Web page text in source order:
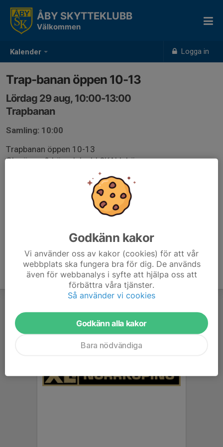
Kalender Logga in
ÅBY SKYTTEKLUBB
Välkommen
Trap-banan öppen 10-13
Lördag 29 aug, 10:00-13:00
Trapbanan
Samling: 10:00
Trapbanan öppen 10-13
Glasögon & hörselskydd SKALL bäras
Godkänn kakor
Vi använder oss av kakor (cookies) för att vår
webbplats ska fungera bra för dig. De används
även för webbanalys i syfte att hjälpa oss att
förbättra våra tjänster.
Så använder vi cookies
Godkänn alla kakor
Bara nödvändiga